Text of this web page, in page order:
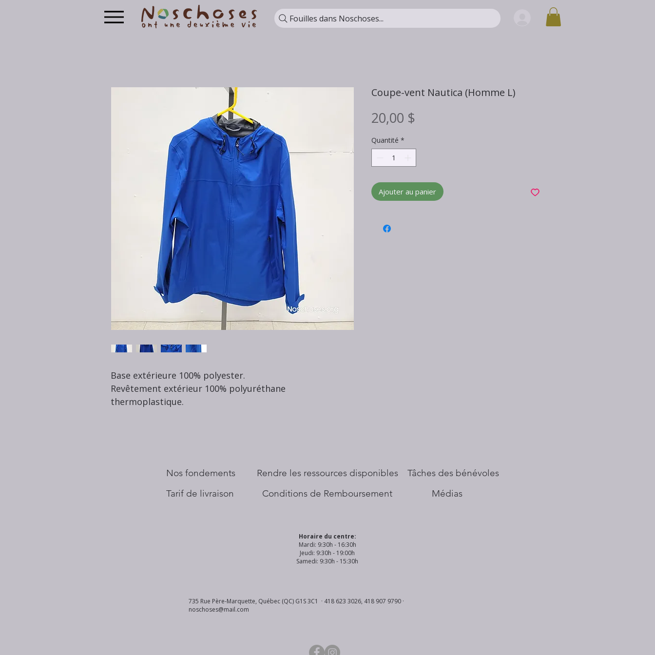
Fouilles dans Noschoses...
Base extérieure 100% polyester.
Revêtement extérieur 100% polyuréthane
thermoplastique.
Coupe-vent Nautica (Homme L)
20,00 $
Quantité *
Ajouter au panier
Nos fondements
Tarif de livraison
​Rendre les ressources disponibles
Conditions de Remboursement
Tâches des bénévoles
Médias
Horaire du centre:
Mardi: 9:30h - 16:30h
Jeudi: 9:30h - 19:00h
Samedi: 9:30h - 15:30h
735 Rue Père-Marquette, Québec (QC) G1S 3C1 · 418 623 3026, 418 907 9790 ·
noschoses@mail.com